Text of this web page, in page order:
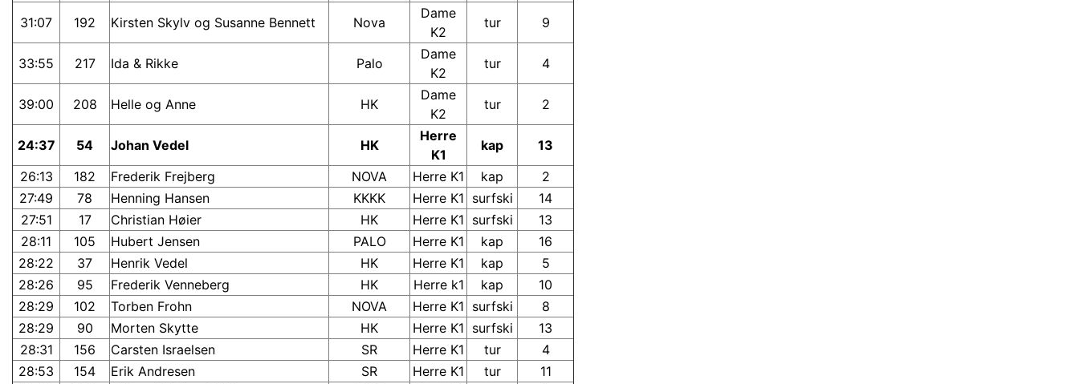
31:07 192 Kirsten Skylv og Susanne Bennett Nova
Dame
K2
tur 9
33:55 217 Ida & Rikke Palo
Dame
K2
tur 4
39:00 208 Helle og Anne HK
Dame
K2
tur 2
24:37 54 Johan Vedel HK
Herre
K1
kap
13
26:13
182 Frederik Frejberg NOVA Herre K1 kap
2
27:49
78 Henning Hansen KKKK Herre K1 surfski
14
27:51
17 Christian Høier HK Herre K1 surfski
13
28:11
105 Hubert Jensen PALO Herre K1 kap
16
28:22
37 Henrik Vedel HK Herre K1 kap
5
28:26
95 Frederik Venneberg HK Herre k1 kap
10
28:29
102 Torben Frohn NOVA Herre K1 surfski
8
28:29
90 Morten Skytte HK Herre K1 surfski
13
28:31
156 Carsten Israelsen SR Herre K1 tur
4
28:53
154 Erik Andresen SR Herre K1 tur
11